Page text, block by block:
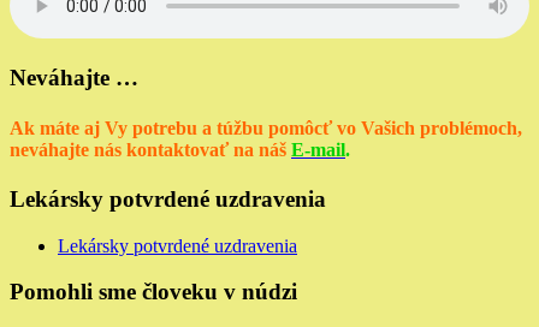
Neváhajte …
Ak máte aj Vy potrebu a túžbu pomôcť vo Vašich problémoch,
neváhajte nás kontaktovať na náš E-mail.
Lekársky potvrdené uzdravenia
Lekársky potvrdené uzdravenia
Pomohli sme človeku v núdzi